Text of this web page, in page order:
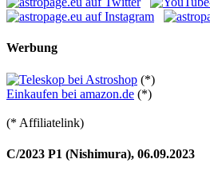
Werbung
(*)
Einkaufen bei amazon.de (*)
(* Affiliatelink)
C/2023 P1 (Nishimura), 06.09.2023